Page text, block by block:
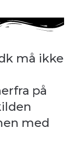
må ikke
på
med